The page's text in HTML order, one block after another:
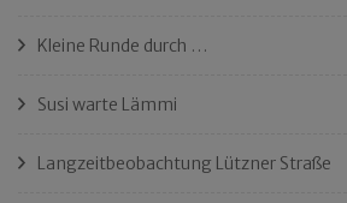
Kleine Runde durch …
Susi warte Lämmi
Langzeitbeobachtung Lützner Straße